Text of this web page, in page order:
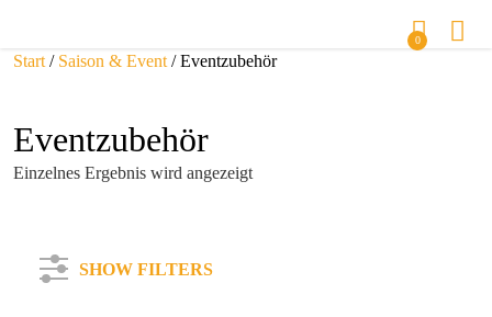
0
Start / Saison & Event / Eventzubehör
Eventzubehör
Einzelnes Ergebnis wird angezeigt
SHOW FILTERS